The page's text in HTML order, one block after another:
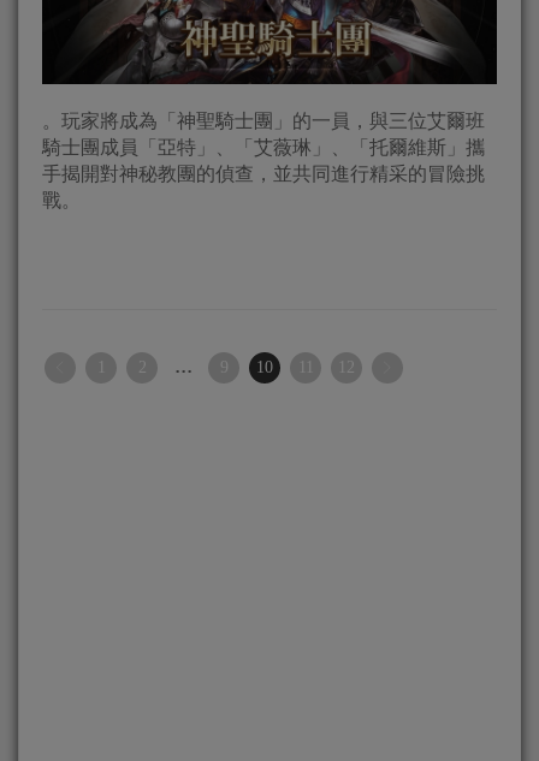
。玩家將成為「神聖騎士團」的一員，與三位艾爾班
騎士團成員「亞特」、「艾薇琳」、「托爾維斯」攜
手揭開對神秘教團的偵查，並共同進行精采的冒險挑
戰。
2 ... 9 10 12